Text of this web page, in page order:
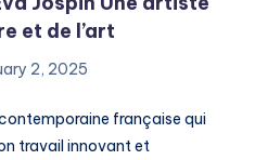
et de l’art
2, 2025
française qui
travail innovant et